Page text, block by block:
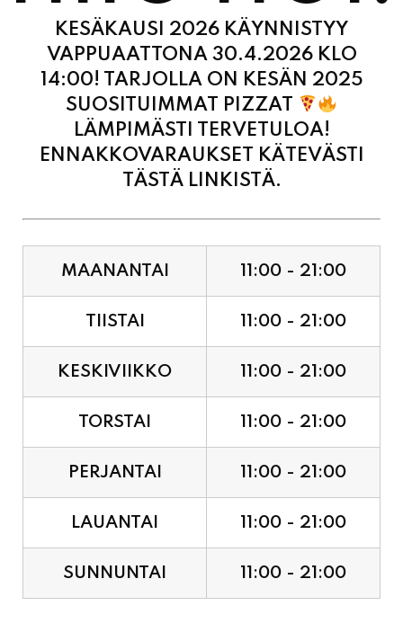
KESÄKAUSI 2026 KÄYNNISTYY
VAPPUAATTONA 30.4.2026 KLO
14:00! TARJOLLA ON KESÄN 2025
SUOSITUIMMAT PIZZAT
LÄMPIMÄSTI TERVETULOA!
ENNAKKOVARAUKSET KÄTEVÄSTI
TÄSTÄ LINKISTÄ.
MAANANTAI 11:00 - 21:00
TIISTAI 11:00 - 21:00
KESKIVIIKKO 11:00 - 21:00
TORSTAI 11:00 - 21:00
PERJANTAI 11:00 - 21:00
LAUANTAI 11:00 - 21:00
SUNNUNTAI 11:00 - 21:00